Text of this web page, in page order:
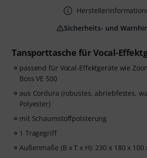
Tansporttasche für Vocal-
passend für Vocal-Effektgeräte wie
Boss VE 500
aus Cordura (robustes, abriebfestes,
Polyester)
mit Schaumstoffpolsterung
1 Tragegriff
Außenmaße (B x T x H): 230 x 180 x 100
Sicherheits- und